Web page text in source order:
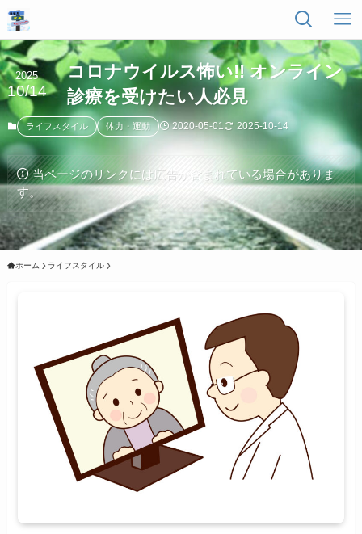
コロナウイルス怖い!! オンライン
診療を受けたい人必見
2025
10/14
ライフスタイル 体力・運動 2020-05-01 2025-10-14
当ページのリンクには広告が含まれている場合がありま
す。
ホーム ライフスタイル